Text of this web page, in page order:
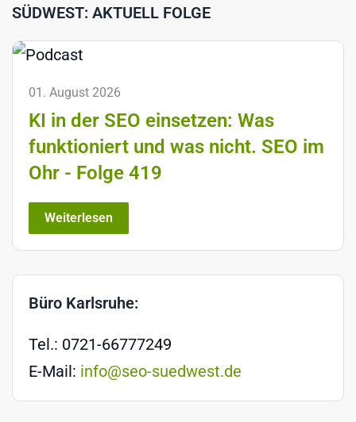
SÜDWEST: AKTUELL FOLGE
01. August 2026
KI in der SEO einsetzen: Was
funktioniert und was nicht. SEO im
Ohr - Folge 419
Weiterlesen
Büro Karlsruhe:
Tel.: 0721-66777249
E-Mail: info@seo-suedwest.de